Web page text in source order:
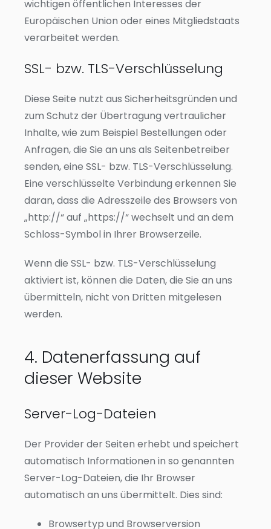
wichtigen öffentlichen Interesses der
Europäischen Union oder eines Mitgliedstaats
verarbeitet werden.
SSL- bzw. TLS-Verschlüsselung
Diese Seite nutzt aus Sicherheitsgründen und
zum Schutz der Übertragung vertraulicher
Inhalte, wie zum Beispiel Bestellungen oder
Anfragen, die Sie an uns als Seitenbetreiber
senden, eine SSL- bzw. TLS-Verschlüsselung.
Eine verschlüsselte Verbindung erkennen Sie
daran, dass die Adresszeile des Browsers von
„http://“ auf „https://“ wechselt und an dem
Schloss-Symbol in Ihrer Browserzeile.
Wenn die SSL- bzw. TLS-Verschlüsselung
aktiviert ist, können die Daten, die Sie an uns
übermitteln, nicht von Dritten mitgelesen
werden.
4. Datenerfassung auf
dieser Website
Server-Log-Dateien
Der Provider der Seiten erhebt und speichert
automatisch Informationen in so genannten
Server-Log-Dateien, die Ihr Browser
automatisch an uns übermittelt. Dies sind:
Browsertyp und Browserversion